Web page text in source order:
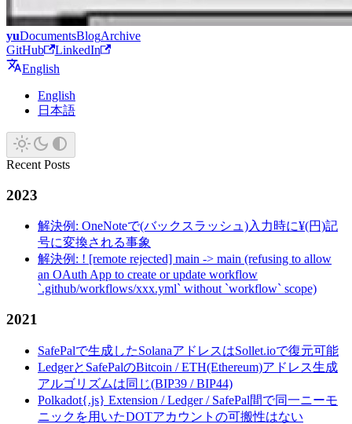
yuDocumentsBlogArchive
GitHub
LinkedIn
English
English
日本語
Recent Posts
2023
解決例: OneNoteで(バックスラッシュ)入力時に¥(円)記
号に変換される事象
解決例: ! [remote rejected] main -> main (refusing to allow
an OAuth App to create or update workflow
`.github/workflows/xxx.yml` without `workflow` scope)
2021
SafePalで生成したSolanaアドレスはSollet.ioで復元可能
LedgerとSafePalのBitcoin / ETH(Ethereum)アドレス生成
アルゴリズムは同じ(BIP39 / BIP44)
Polkadot{.js} Extension / Ledger / SafePal間で同一ニーモ
ニックを用いたDOTアカウントの可搬性はない